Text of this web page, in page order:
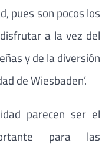
pues son pocos los
a la vez del
y de la diversión
de Wiesbaden’.
parecen ser el
para las